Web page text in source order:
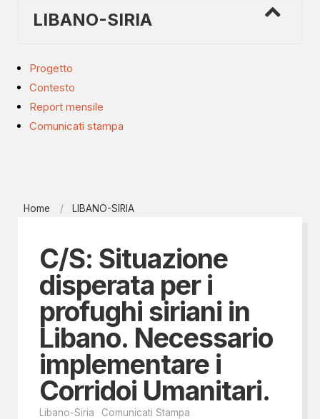
LIBANO-SIRIA
Progetto
Contesto
Report mensile
Comunicati stampa
Home LIBANO-SIRIA
C/S: Situazione
disperata per i
profughi siriani in
Libano. Necessario
implementare i
Corridoi Umanitari.
Libano-Siria
Comunicati Stampa